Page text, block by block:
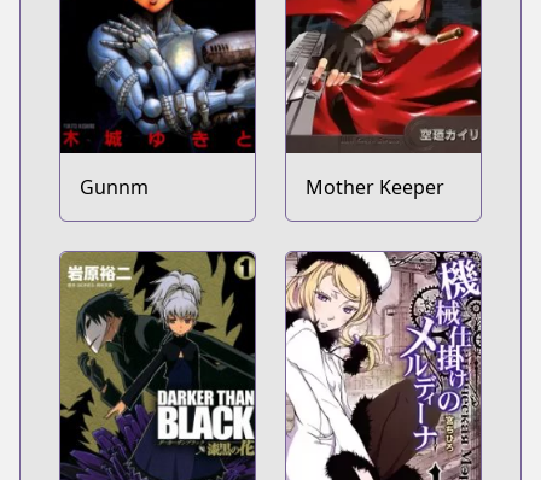
Gunnm Mother Keeper